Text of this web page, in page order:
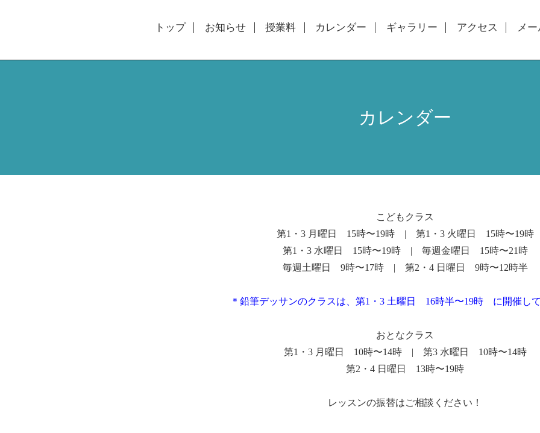
トップ お知らせ 授業料 カレンダー ギャラリー アクセス メ
カレンダー
こどもクラス
第1・3 月曜日 15時〜19時 | 第1・3 火曜日 15時〜19時
第1・3 水曜日 15時〜19時 | 毎週金曜日 15時〜21時
毎週土曜日 9時〜17時 | 第2・4 日曜日 9時〜12時半
＊鉛筆デッサンのクラスは、第1・3 土曜日 16時半〜19時 に開催し
おとなクラス
第1・3 月曜日 10時〜14時 | 第3 水曜日 10時〜14時
第2・4 日曜日 13時〜19時
レッスンの振替はご相談ください！